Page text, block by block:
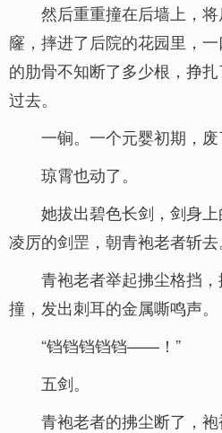
然后重重撞在后墙上，
窿，摔进了后院的花园里，
的肋骨不知断了多少根，挣
过去。
一锏。一个元婴初期，废
琼霄也动了。
她拔出碧色长剑，剑身
凌厉的剑罡，朝青袍老者斩去。
青袍老者举起拂尘格挡
撞，发出刺耳的金属嘶鸣声。
“铛铛铛铛铛——！”
五剑。
青袍老者的拂尘断了，